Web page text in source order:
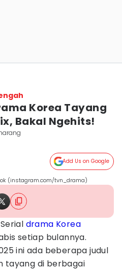
Korea Tayang
Bakal Ngehits!
Add Us on Google
(instagram.com/tvn_drama)
drama Korea
setiap bulannya.
ini ada beberapa judul
tayang di berbagai